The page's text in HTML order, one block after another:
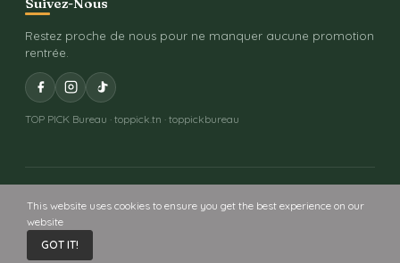
Accueil
Restez proche de nous pour ne manquer aucune promotion
rentrée.
TOP PICK Bureau · toppick.tn · toppickbureau
Copyright © 2026 Toppick - Propulsé par ICT
This website uses cookies to ensure you get the best experience on our
website
GOT IT!